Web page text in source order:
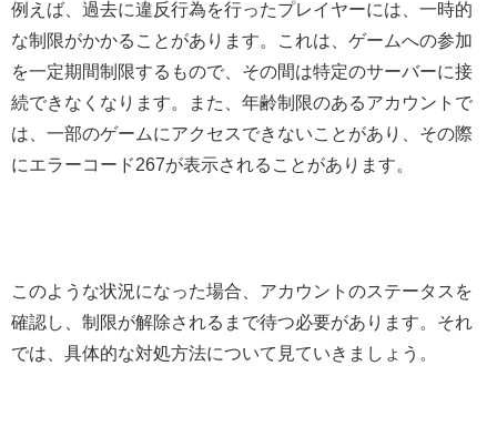
例えば、過去に違反行為を行ったプレイヤーには、一時的
な制限がかかることがあります。これは、ゲームへの参加
を一定期間制限するもので、その間は特定のサーバーに接
続できなくなります。また、年齢制限のあるアカウントで
は、一部のゲームにアクセスできないことがあり、その際
にエラーコード267が表示されることがあります。
このような状況になった場合、アカウントのステータスを
確認し、制限が解除されるまで待つ必要があります。それ
では、具体的な対処方法について見ていきましょう。